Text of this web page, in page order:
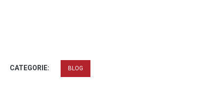
CATEGORIE: BLOG